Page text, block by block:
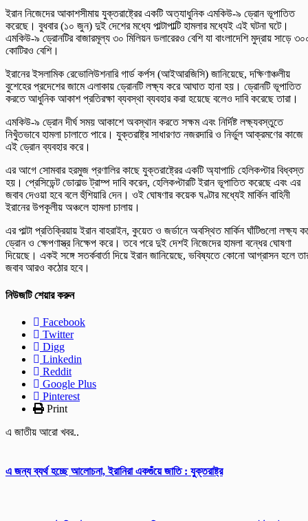
ইরান নিজেদের আকাশসীমায় যুক্তরাষ্ট্রের একটি অত্যাধুনিক এমকিউ-৯ ড্রোন ভূপাতিত
করেছে। বুধবার (১০ জুন) দুই দেশের মধ্যে পাল্টাপাল্টি হামলার মধ্যেই এই ঘটনা ঘটে।
এমকিউ-৯ ড্রোনটির বাজারমূল্য ৩০ মিলিয়ন ডলারেরও বেশি যা বাংলাদেশি মুদ্রায় সাড়ে
কোটিরও বেশি।
ইরানের ইসলামিক রেভোলিউশনারি গার্ড কর্পস (আইআরজিসি) জানিয়েছে, দক্ষিণাঞ্চলীয়
বুশেহের প্রদেশের জামে এলাকায় ড্রোনটি লক্ষ্য করে আঘাত হানা হয়। ড্রোনটি ভূপাতিত
করতে আধুনিক আকাশ প্রতিরক্ষা ব্যবস্থা ব্যবহার করা হয়েছে বলেও দাবি করেছে তারা।
এমকিউ-৯ ড্রোন দীর্ঘ সময় আকাশে অবস্থান করতে সক্ষম এবং নির্দিষ্ট লক্ষ্যবস্তুতে
নিখুঁতভাবে হামলা চালাতে পারে। যুক্তরাষ্ট্র সাধারণত নজরদারি ও নির্ভুল আক্রমণের কাজে
এই ড্রোন ব্যবহার করে।
এর আগে সোমবার হরমুজ প্রণালির কাছে যুক্তরাষ্ট্রের একটি অ্যাপাচি হেলিকপ্টার বিধ্বস্ত
হয়। প্রেসিডেন্ট ডোনাল্ড ট্রাম্প দাবি করেন, হেলিকপ্টারটি ইরান ভূপাতিত করেছে এবং এর
জবাব দেওয়া হবে বলে হুঁশিয়ারি দেন। ওই ঘোষণার কয়েক ঘণ্টার মধ্যেই মার্কিন বাহিনী
ইরানের উপকূলীয় অঞ্চলে হামলা চালায়।
এর পাল্টা প্রতিক্রিয়ায় ইরান বাহরাইন, কুয়েত ও জর্ডানে অবস্থিত মার্কিন ঘাঁটিগুলো লক্ষ্য
ড্রোন ও ক্ষেপণাস্ত্র নিক্ষেপ করে। তবে পরে দুই দেশই নিজেদের হামলা বন্ধের ঘোষণা
দিয়েছে। একই সঙ্গে সতর্কবার্তা দিয়ে ইরান জানিয়েছে, ভবিষ্যতে কোনো আগ্রাসন হলে
জবাব আরও কঠোর হবে।
নিউজটি শেয়ার করুন
Facebook
Twitter
Digg
Linkedin
Reddit
Google Plus
Pinterest
Print
এ জাতীয় আরো খবর..
এ জন্য ব্যর্থ হচ্ছে আলোচনা, ইরানিরা একগুঁয়ে জাতি : যুক্তরাষ্ট্র